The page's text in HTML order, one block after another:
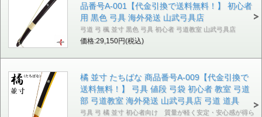
品番号A-001【代金引換で送料無料！】 初心者
用 黒色 弓具 海外発送 山武弓具店
弓道 弓 楓 並寸 黒色 弓具 初心者 弓道教室 山武弓具店
価格:29,150円(税込)
橘 並寸 たちばな 商品番号A-009【代金引換で
送料無料！】 弓具 値段 弓袋 初心者 教室 弓道
部 弓道教室 海外発送 山武弓具店 弓道 道具
弓具 弓 橘 並寸 初心者向け 質量が軽く安定・安心感が得ら